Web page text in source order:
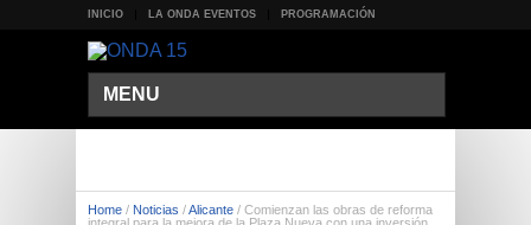
INICIO LA ONDA EVENTOS PROGRAMACIÓN
MENU
Home / Noticias /Alicante / Comienzan las obras de reforma